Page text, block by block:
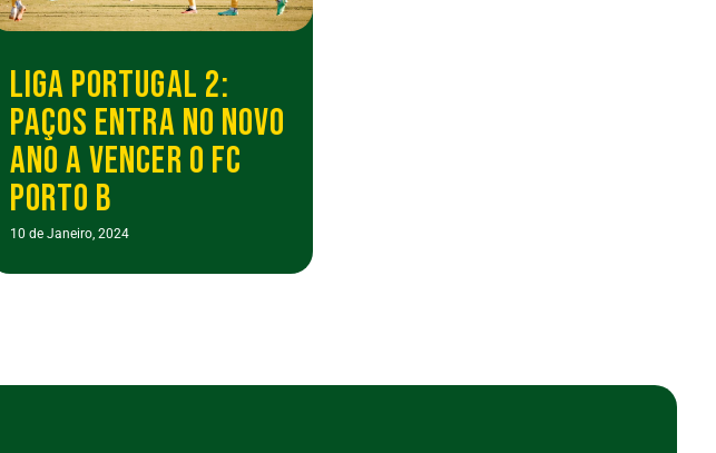
LIGA PORTUGAL 2:
PAÇOS ENTRA NO NOVO
ANO A VENCER O FC
PORTO B
10 de Janeiro, 2024